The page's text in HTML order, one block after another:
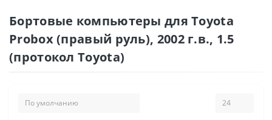
Бортовые компьютеры для Toyota
Probox (правый руль), 2002 г.в., 1.5
(протокол Toyota)